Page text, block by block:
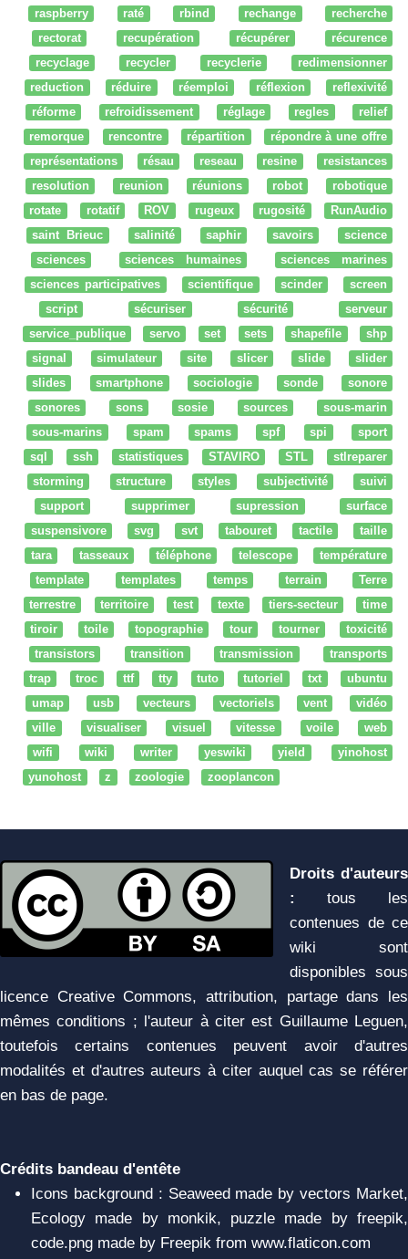
raspberry
raté rbind rechange
recherche
rectorat
recupération récupérer
récurence
recyclage
recycler recyclerie
redimensionner
reduction
réduire réemploi réflexion
reflexivité
réforme
refroidissement réglage regles
relief
remorque
rencontre répartition
répondre à une offre
représentations
résau reseau resine
resistances
resolution
reunion réunions robot
robotique
rotate
rotatif ROV rugeux rugosité
RunAudio
saint Brieuc
salinité saphir savoirs
science
sciences
sciences humaines
sciences marines
sciences participatives
scientifique scinder
screen
script
sécuriser sécurité
serveur
service_publique
servo set sets shapefile
shp
signal
simulateur site slicer slide
slider
slides
smartphone sociologie sonde
sonore
sonores
sons sosie sources
sous-marin
sous-marins
spam spams spf spi
sport
sql
ssh statistiques STAVIRO STL
stlreparer
storming
structure styles subjectivité
suivi
support
supprimer supression
surface
suspensivore
svg svt tabouret tactile
taille
tara
tasseaux téléphone telescope
température
template
templates temps terrain
Terre
terrestre
territoire test texte tiers-secteur
time
tiroir
toile topographie tour tourner
toxicité
transistors
transition transmission
transports
trap
troc ttf tty tuto tutoriel txt
ubuntu
umap
usb vecteurs vectoriels vent
vidéo
ville
visualiser visuel vitesse voile
web
wifi
wiki writer yeswiki yield
yinohost
yunohost
z zoologie zooplancon
Droits d'auteurs
:
tous les
contenues de ce
wiki sont
disponibles sous
licence Creative Commons, attribution, partage dans les
mêmes conditions ; l'auteur à citer est Guillaume Leguen,
toutefois certains contenues peuvent avoir d'autres
modalités et d'autres auteurs à citer auquel cas se référer
en bas de page.
Crédits bandeau d'entête
Icons background : Seaweed made by vectors Market,
Ecology made by monkik, puzzle made by freepik,
code.png made by Freepik from www.flaticon.com